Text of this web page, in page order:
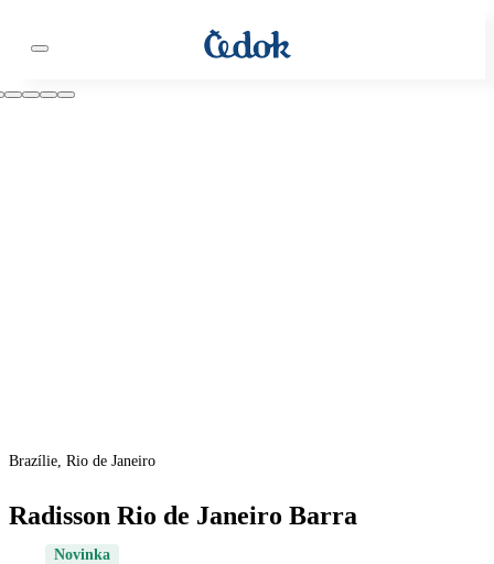
Brazílie, Rio de Janeiro
Radisson Rio de Janeiro Barra
Novinka